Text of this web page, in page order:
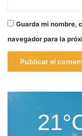
Guarda mi nombre,
navegador para la